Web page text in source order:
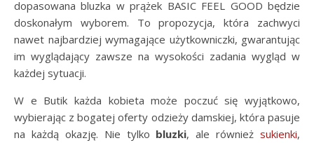
dopasowana bluzka w prążek BASIC FEEL GOOD będzie
doskonałym wyborem. To propozycja, która zachwyci
nawet najbardziej wymagające użytkowniczki, gwarantując
im wyglądający zawsze na wysokości zadania wygląd w
każdej sytuacji.
W e Butik każda kobieta może poczuć się wyjątkowo,
wybierając z bogatej oferty odzieży damskiej, która pasuje
na każdą okazję. Nie tylko bluzki, ale również sukienki,